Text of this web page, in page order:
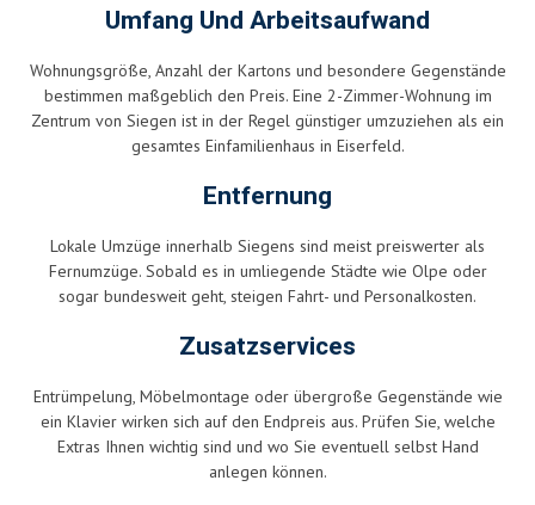
Umfang Und Arbeitsaufwand
Wohnungsgröße, Anzahl der Kartons und besondere Gegenstände
bestimmen maßgeblich den Preis. Eine 2-Zimmer-Wohnung im
Zentrum von Siegen ist in der Regel günstiger umzuziehen als ein
gesamtes Einfamilienhaus in Eiserfeld.
Entfernung
Lokale Umzüge innerhalb Siegens sind meist preiswerter als
Fernumzüge. Sobald es in umliegende Städte wie Olpe oder
sogar bundesweit geht, steigen Fahrt- und Personalkosten.
Zusatzservices
Entrümpelung, Möbelmontage oder übergroße Gegenstände wie
ein Klavier wirken sich auf den Endpreis aus. Prüfen Sie, welche
Extras Ihnen wichtig sind und wo Sie eventuell selbst Hand
anlegen können.